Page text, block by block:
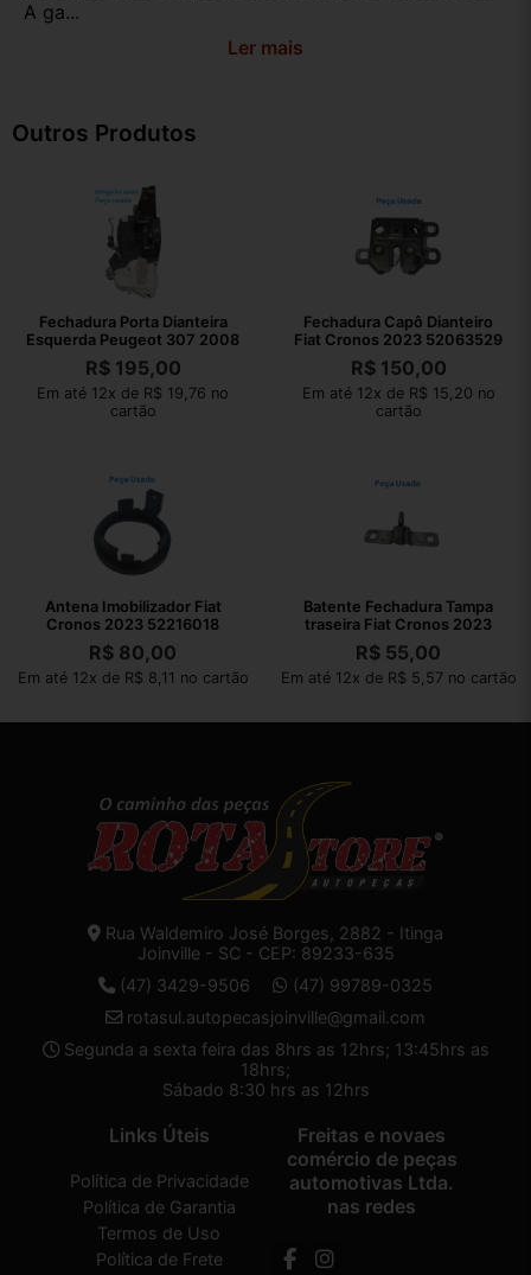
A ga...
Ler mais
Outros Produtos
Fechadura Porta Dianteira
Esquerda Peugeot 307 2008
R$195,00
Em até 12x de R$ 19,76 no
cartão
Fechadura Capô Dianteiro
Fiat Cronos 2023 52063529
R$150,00
Em até 12x de R$ 15,20 no
cartão
Antena Imobilizador Fiat
Cronos 2023 52216018
R$ 80,00
Em até 12x de R$ 8,11 no cartão
Batente Fechadura Tampa
traseira Fiat Cronos 2023
R$ 55,00
Em até 12x de R$ 5,57 no cartão
Rua Waldemiro José Borges, 2882 - Itinga
Joinville - SC - CEP: 89233-635
(47) 3429-9506
(47) 99789-0325
rotasul.autopecasjoinville@gmail.com
Segunda a sexta feira das 8hrs as 12hrs; 13:45hrs as
18hrs;
Sábado 8:30 hrs as 12hrs
Links Úteis
Política de Privacidade
Política de Garantia
Termos de Uso
Política de Frete
Freitas e novaes
comércio de peças
automotivas Ltda.
nas redes